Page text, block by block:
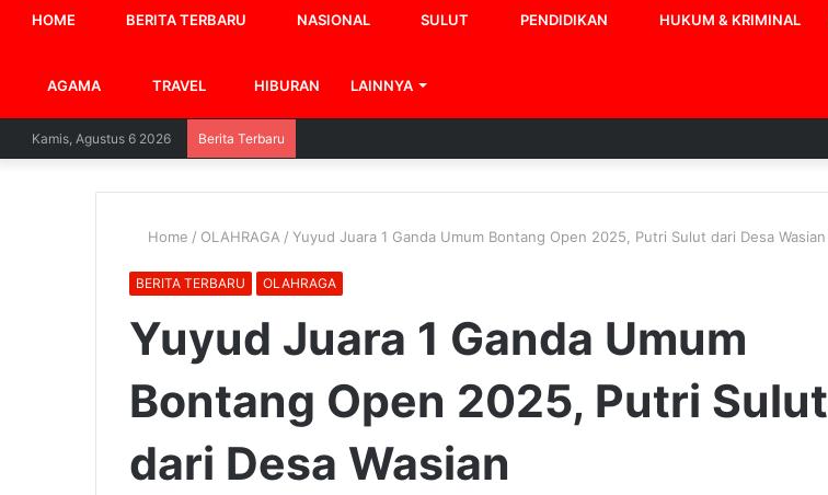
HOME BERITA TERBARU NASIONAL SULUT PENDIDIKAN HUKUM & KRIMINAL
AGAMA TRAVEL HIBURAN LAINNYA
Kamis, Agustus 6 2026 Berita Terbaru
Home / OLAHRAGA / Yuyud Juara 1 Ganda Umum Bontang Open 2025, Putri Sulut dari Desa Wasian
BERITA TERBARU OLAHRAGA
Yuyud Juara 1 Ganda Umum
Bontang Open 2025, Putri Sulut
dari Desa Wasian